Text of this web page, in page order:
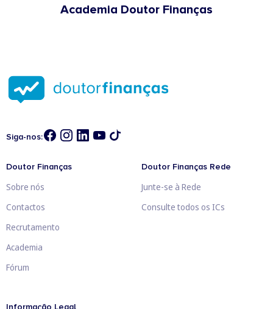
Academia Doutor Finanças
Siga-nos:
Doutor Finanças
Sobre nós
Contactos
Recrutamento
Academia
Fórum
Doutor Finanças Rede
Junte-se à Rede
Consulte todos os ICs